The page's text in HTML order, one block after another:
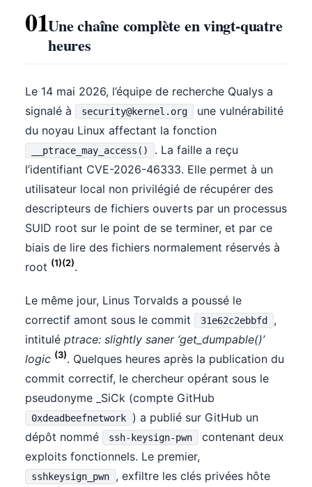
01Une chaîne complète en vingt-quatre
heures
Le 14 mai 2026, l’équipe de recherche Qualys a
signalé à
security@kernel.org
une vulnérabilité
du noyau Linux affectant la fonction
__ptrace_may_access()
. La faille a reçu
l’identifiant CVE-2026-46333. Elle permet à un
utilisateur local non privilégié de récupérer des
descripteurs de fichiers ouverts par un processus
SUID root sur le point de se terminer, et par ce
biais de lire des fichiers normalement réservés à
root (1)(2).
Le même jour, Linus Torvalds a poussé le
correctif amont sous le commit
31e62c2ebbfd
,
intitulé ptrace: slightly saner ‘get_dumpable()’
logic (3). Quelques heures après la publication du
commit correctif, le chercheur opérant sous le
pseudonyme _SiCk (compte GitHub
0xdeadbeefnetwork
) a publié sur GitHub un
dépôt nommé
ssh-keysign-pwn
contenant deux
exploits fonctionnels. Le premier,
sshkeysign_pwn
, exfiltre les clés privées hôte